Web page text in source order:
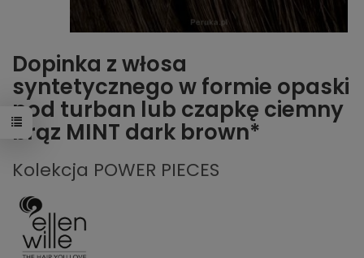
Dopinka z włosa
syntetycznego w formie opaski
pod turban lub czapkę ciemny
brąz MINT dark brown*
Kolekcja POWER PIECES